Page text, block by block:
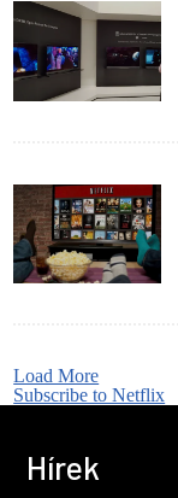
Load More
Subscribe to Netflix
Hírek